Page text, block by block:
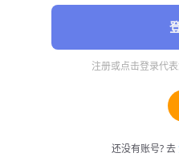
注册或点击登录代
还没有账号? 去